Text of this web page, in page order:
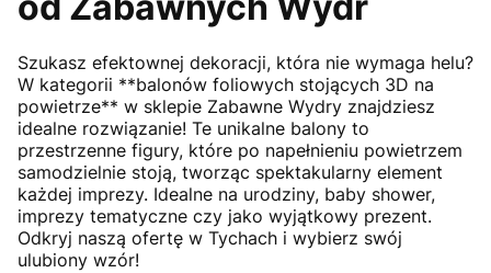
Szukasz efektownej dekoracji, która nie wymaga helu?
W kategorii **balonów foliowych stojących 3D na
powietrze** w sklepie Zabawne Wydry znajdziesz
idealne rozwiązanie! Te unikalne balony to
przestrzenne figury, które po napełnieniu powietrzem
samodzielnie stoją, tworząc spektakularny element
każdej imprezy. Idealne na urodziny, baby shower,
imprezy tematyczne czy jako wyjątkowy prezent.
Odkryj naszą ofertę w Tychach i wybierz swój
ulubiony wzór!